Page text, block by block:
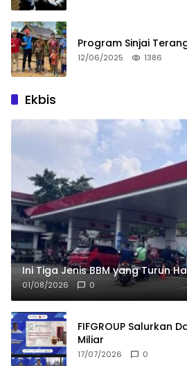
Program Sinjai
12/06/2025 1386
Ekbis
Ini Tiga Jenis BBM yang Turun
01/08/2026 0
FIFGROUP Salurkan
Miliar
17/07/2026 0